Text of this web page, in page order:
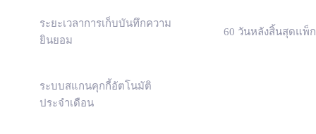
ระยะเวลาการเก็บบันทึกความ
ยินยอม
60 วันหลังสิ้นสุดแพ็ก
ระบบสแกนคุกกี้อัตโนมัติ
ประจำเดือน